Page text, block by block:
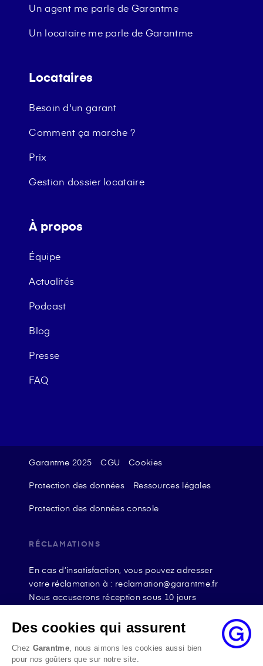
Un agent me parle de Garantme
Un locataire me parle de Garantme
Locataires
Besoin d'un garant
Comment ça marche ?
Prix
Gestion dossier locataire
À propos
Équipe
Actualités
Podcast
Blog
Presse
FAQ
Garantme 2025 CGU Cookies
Protection des données Ressources légales
Protection des données console
RÉCLAMATIONS
En cas d’insatisfaction, vous pouvez adresser
votre réclamation à : reclamation@garantme.fr
Nous accuserons réception sous 10 jours
état de cause, nous répondrons à la réclamation
au maximum dans les 2 mois.
Si le désaccord persiste, vous pouvez solliciter
Des cookies qui assurent
Chez Garantme, nous aimons les cookies aussi bien
pour nos goûters que sur notre site.